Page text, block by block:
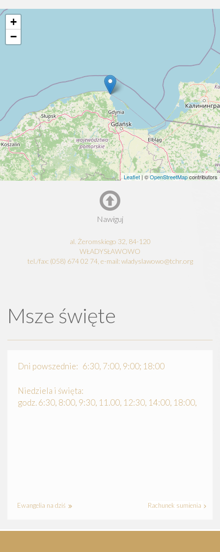
+
−
Leaflet | ©OpenStreetMapcontributors
Nawiguj
al. Żeromskiego 32, 84-120
WŁADYSŁAWOWO
tel./fax: (058) 674 02 74, e-mail: wladyslawowo@tchr.org
Msze święte
Dni powszednie: 6:30, 7:00, 9:00; 18:00
Niedziela i święta:
godz. 6:30, 8:00, 9:30, 11.00, 12:30, 14:00, 18:00,
Ewangelia na dziś Rachunek sumienia